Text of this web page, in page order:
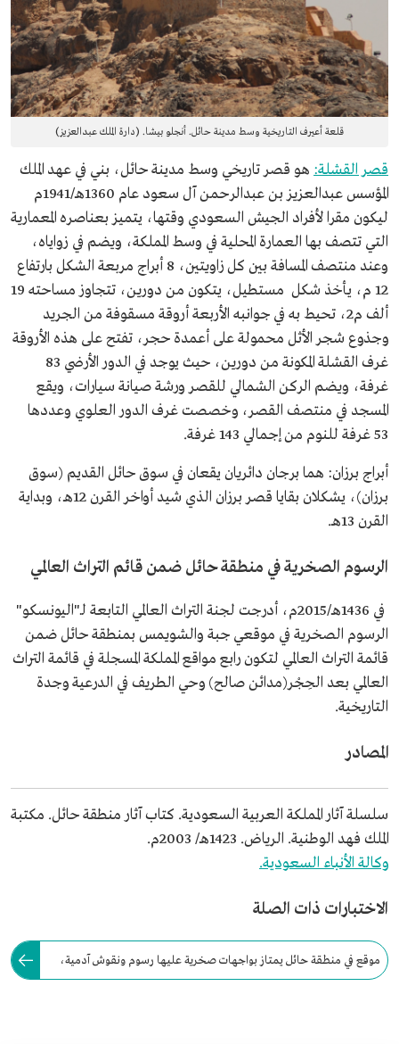
قلعة أعيرف التاريخية وسط مدينة حائل. أنجلو بيشا. (دارة الملك عبدالعزيز)
قصر القشلة: هو قصر تاريخي وسط مدينة حائل، بني في عهد الملك
المؤسس عبدالعزيز بن عبدالرحمن آل سعود عام 1360هـ/1941م
ليكون مقرا لأفراد الجيش السعودي وقتها، يتميز بعناصره المعمارية
التي تتصف بها العمارة المحلية في وسط المملكة، ويضم في زواياه،
وعند منتصف المسافة بين كل زاويتين، 8 أبراج مربعة الشكل بارتفاع
12 م، يأخذ شكل مستطيل، يتكون من دورين، تتجاوز مساحته 19
ألف م2، تحيط به في جوانبه الأربعة أروقة مسقوفة من الجريد
وجذوع شجر الأثل محمولة على أعمدة حجر، تفتح على هذه الأروقة
غرف القشلة المكونة من دورين، حيث يوجد في الدور الأرضي 83
غرفة، ويضم الركن الشمالي للقصر ورشة صيانة سيارات، ويقع
المسجد في منتصف القصر، وخصصت غرف الدور العلوي وعددها
53 غرفة للنوم من إجمالي 143 غرفة.
أبراج برزان: هما برجان دائريان يقعان في سوق حائل القديم (سوق
برزان)، يشكلان بقايا قصر برزان الذي شيد أواخر القرن 12هـ، وبداية
القرن 13هـ.
الرسوم الصخرية في منطقة حائل ضمن قائم التراث العالمي
في 1436هـ/2015م، أدرجت لجنة التراث العالمي التابعة لـ"اليونسكو"
الرسوم الصخرية في موقعي جبة والشويمس بمنطقة حائل ضمن
قائمة التراث العالمي لتكون رابع مواقع المملكة المسجلة في قائمة التراث
العالمي بعد الحِجْر(مدائن صالح) وحي الطريف في الدرعية وجدة
التاريخية.
المصادر
سلسلة آثار المملكة العربية السعودية. كتاب آثار منطقة حائل. مكتبة
الملك فهد الوطنية. الرياض. 1423هـ/ 2003م.
وكالة الأنباء السعودية.
الاختبارات ذات الصلة
موقع في منطقة حائل يمتاز بواجهات صخرية عليها رسوم ونقوش آدمية،